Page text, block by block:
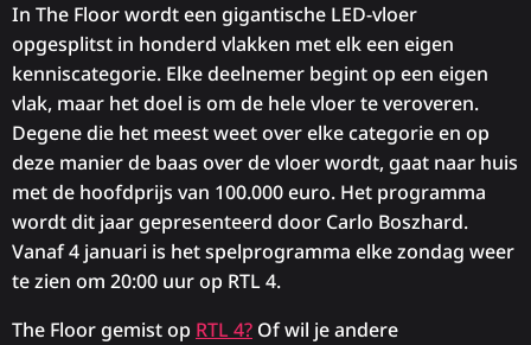
In The Floor wordt een gigantische LED-vloer
opgesplitst in honderd vlakken met elk een eigen
kenniscategorie. Elke deelnemer begint op een eigen
vlak, maar het doel is om de hele vloer te veroveren.
Degene die het meest weet over elke categorie en op
deze manier de baas over de vloer wordt, gaat naar huis
met de hoofdprijs van 100.000 euro. Het programma
wordt dit jaar gepresenteerd door Carlo Boszhard.
Vanaf 4 januari is het spelprogramma elke zondag weer
te zien om 20:00 uur op RTL 4.
The Floor gemist op RTL 4? Of wil je andere